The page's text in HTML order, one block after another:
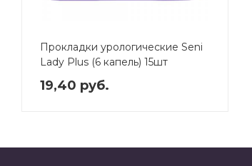
Прокладки урологические Seni
Lady Plus (6 капель) 15шт
19,40 руб.